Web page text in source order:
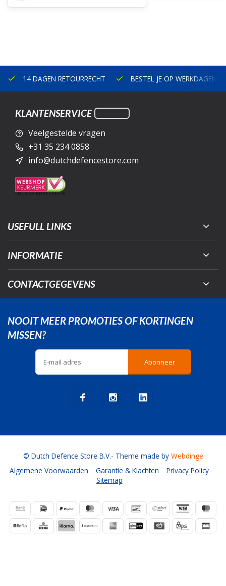
14 DAGEN RETOURRECHT BESTEL JE OP WERKDAGEN
KLANTENSERVICE
Veelgestelde vragen
+31 35 234 0858
info@dutchdefencestore.com
USEFULL LINKS
INFORMATIE
CONTACTGEGEVENS
NOOIT MEER PROMOTIES OF KORTINGEN
MISSEN?
Abonneer
Algemene Voorwaarden Garantie & Klachten
Privacy Policy
Sitemap
© Dutch Defence Store B.V.- Theme made by Webdinge